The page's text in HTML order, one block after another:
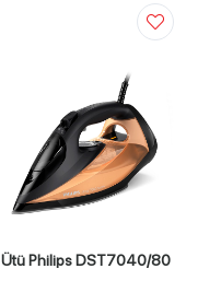
Ütü Philips DST7040/80